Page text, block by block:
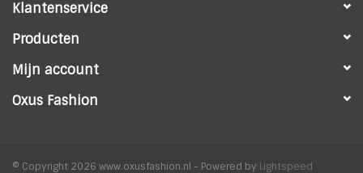
Klantenservice
Producten
Mijn account
Oxus Fashion
© Copyright 2026 www.oxusfashion.nl - Powered by Lightspeed